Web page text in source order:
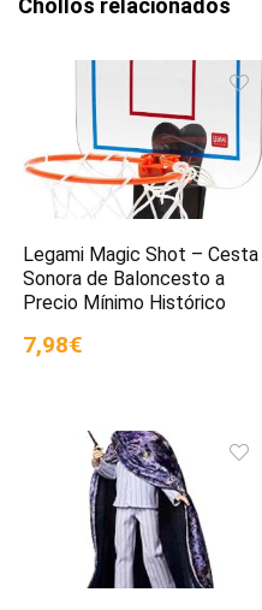
Chollos relacionados
Legami Magic Shot – Cesta
Sonora de Baloncesto a
Precio Mínimo Histórico
7,98€